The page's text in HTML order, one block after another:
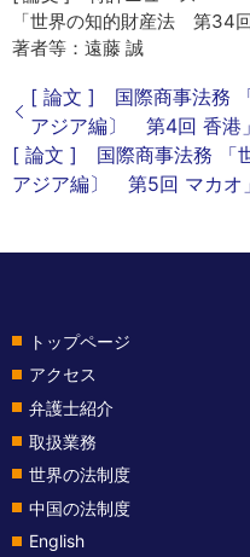
「世界の知的財産法 第
著者等：遠藤 誠
[ 論文 ] 国際商事法務
アジア編〕 第4回 香港」
[ 論文 ] 国際商事法務 「
アジア編〕 第5回 マカオ」
トップページ
アクセス
弁護士紹介
取扱業務
世界の法制度
中国の法制度
English